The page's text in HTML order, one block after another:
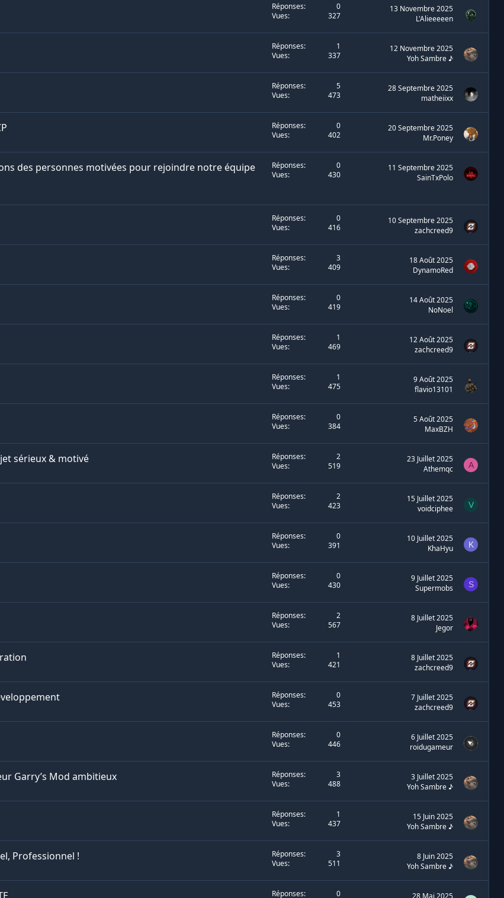
Réponses
0
Vues
327
13 Novembre 2025
L'Alieeeeen
Réponses
1
Vues
337
12 Novembre 2025
Yoh Sambre ♪
Réponses
5
Vues
473
28 Septembre 2025
matheiixx
Réponses
0
Vues
402
20 Septembre 2025
Mr.Poney
des personnes motivées pour rejoindre notre équipe
Réponses
0
Vues
430
11 Septembre 2025
SainTxPolo
Réponses
0
Vues
416
10 Septembre 2025
zachcreed9
Réponses
3
Vues
409
18 Août 2025
DynamoRed
Réponses
0
Vues
419
14 Août 2025
NoNoel
Réponses
1
Vues
469
12 Août 2025
zachcreed9
Réponses
1
Vues
475
9 Août 2025
flavio13101
Réponses
0
Vues
384
5 Août 2025
MaxBZH
sérieux & motivé Réponses
2
Vues
519
23 Juillet 2025
Athemqc
A
Réponses
2
Vues
423
15 Juillet 2025
voidciphee
V
Réponses
0
Vues
391
10 Juillet 2025
KhaHyu
K
Réponses
0
Vues
430
9 Juillet 2025
Supermobs
S
Réponses
2
Vues
567
8 Juillet 2025
Jegor
Réponses
1
Vues
421
8 Juillet 2025
zachcreed9
Réponses
0
Vues
453
7 Juillet 2025
zachcreed9
Réponses
0
Vues
446
6 Juillet 2025
roidugameur
Garry’s Mod ambitieux Réponses
3
Vues
488
3 Juillet 2025
Yoh Sambre ♪
Réponses
1
Vues
437
15 Juin 2025
Yoh Sambre ♪
Professionnel ! Réponses
3
Vues
511
8 Juin 2025
Yoh Sambre ♪
Réponses
0
28 Mai 2025